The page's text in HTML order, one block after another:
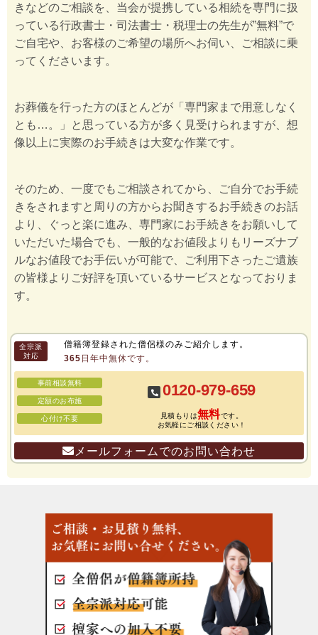
きなどのご相談を、当会が提携している相続を専門に扱
っている行政書士・司法書士・税理士の先生が”無料”で
ご自宅や、お客様のご希望の場所へお伺い、ご相談に乗
ってくださいます。
お葬儀を行った方のほとんどが「専門家まで用意しなく
とも…。」と思っている方が多く見受けられますが、想
像以上に実際のお手続きは大変な作業です。
そのため、一度でもご相談されてから、ご自分でお手続
きをされますと周りの方からお聞きするお手続きのお話
より、ぐっと楽に進み、専門家にお手続きをお願いして
いただいた場合でも、一般的なお値段よりもリーズナブ
ルなお値段でお手伝いが可能で、ご利用下さったご遺族
の皆様よりご好評を頂いているサービスとなっておりま
す。
全宗派
対応
僧籍簿登録された僧侶様のみご紹介します。
365日年中無休です。
事前相談無料
定額のお布施
心付け不要
0120-979-659
見積もりは無料です。
お気軽にご相談ください！
メールフォームでのお問い合わせ